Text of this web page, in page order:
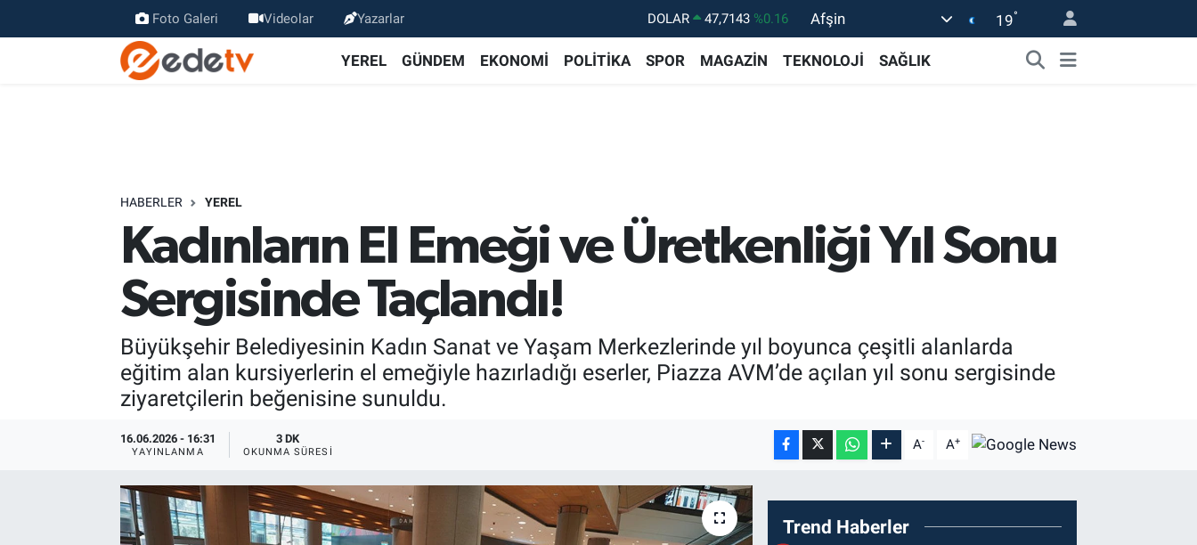
Foto Galeri Videolar Yazarlar DOLAR 47,7143 %0.16
EURO
55,0317
%-0.02
Afşin 19°
YEREL GÜNDEM EKONOMİ POLİTİKA SPOR MAGAZİN TEKNOLOJİ SAĞLIK
HABERLER YEREL
Kadınların El Emeği ve Üretkenliği Yıl Sonu
Sergisinde Taçlandı!
Büyükşehir Belediyesinin Kadın Sanat ve Yaşam Merkezlerinde yıl boyunca çeşitli alanlarda
eğitim alan kursiyerlerin el emeğiyle hazırladığı eserler, Piazza AVM’de açılan yıl sonu sergisinde
ziyaretçilerin beğenisine sunuldu.
16.06.2026 - 16:31
YAYINLANMA
3 DK
OKUNMA SÜRESI A- A+
Trend Haberler